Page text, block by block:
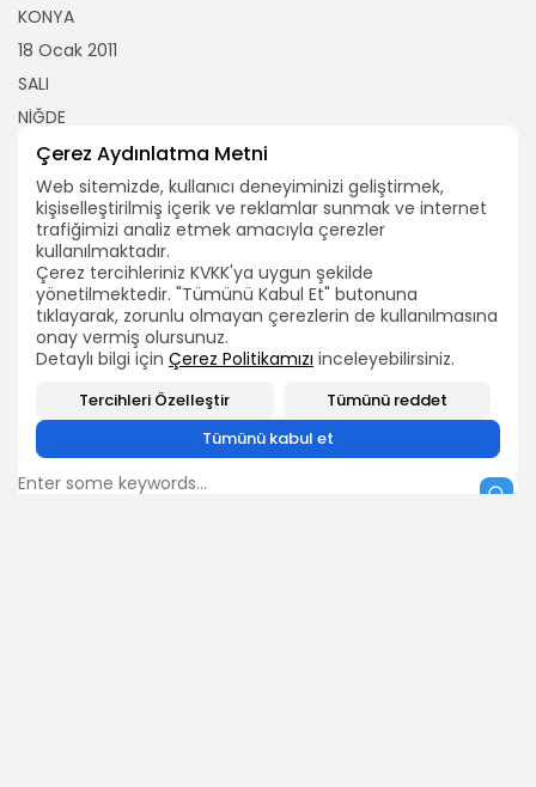
Çerez Aydınlatma Metni
Web sitemizde, kullanıcı deneyiminizi geliştirmek,
kişiselleştirilmiş içerik ve reklamlar sunmak ve internet
trafiğimizi analiz etmek amacıyla çerezler
kullanılmaktadır.
Çerez tercihleriniz KVKK'ya uygun şekilde
yönetilmektedir. "Tümünü Kabul Et" butonuna
tıklayarak, zorunlu olmayan çerezlerin de kullanılmasına
onay vermiş olursunuz.
Detaylı bilgi için Çerez Politikamızı inceleyebilirsiniz.
Tercihleri Özelleştir
Tümünü reddet
Tümünü kabul et
2026 Bütün hakları TEÇ-SEN'e aittir.
ARAMA
KONYA
18 Ocak 2011
SALI
NİĞDE
19 Ocak 2011
ÇARŞAMBA
AKSARAY
20 Ocak 2011
PERŞEMBE
NEVŞEHİR
21 Ocak 2011